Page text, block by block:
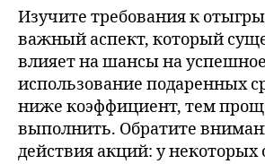
Изучите требования к
важный аспект, который
влияет на шансы на успешное
использование подаренных
ниже коэффициент, тем
выполнить. Обратите
действия акций: у некоторых